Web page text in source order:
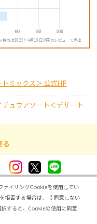
特徴は2023年4月19日以降のレビューで算出
ミックス＞ 公式HP
ュウアソート＜デザート
る
登録
アビューインタビュー | カテゴリ一覧
ァイリングCookieを使用してい
拒否する場合は、【 同意しない
択すると、Cookieの使用に同意